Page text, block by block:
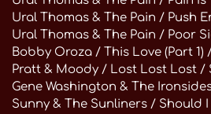
Ural Thomas & The Pain / Push
Ural Thomas & The Pain / Poor
Bobby Oroza / This Love (Part 1)
Pratt & Moody / Lost Lost Lost /
Gene Washington & The
Sunny & The Sunliners / Should I